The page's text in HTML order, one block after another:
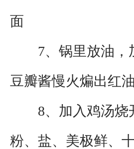
面
7、锅里放油，
豆瓣酱慢火煸出红油
8、加入鸡汤烧
粉、盐、美极鲜、